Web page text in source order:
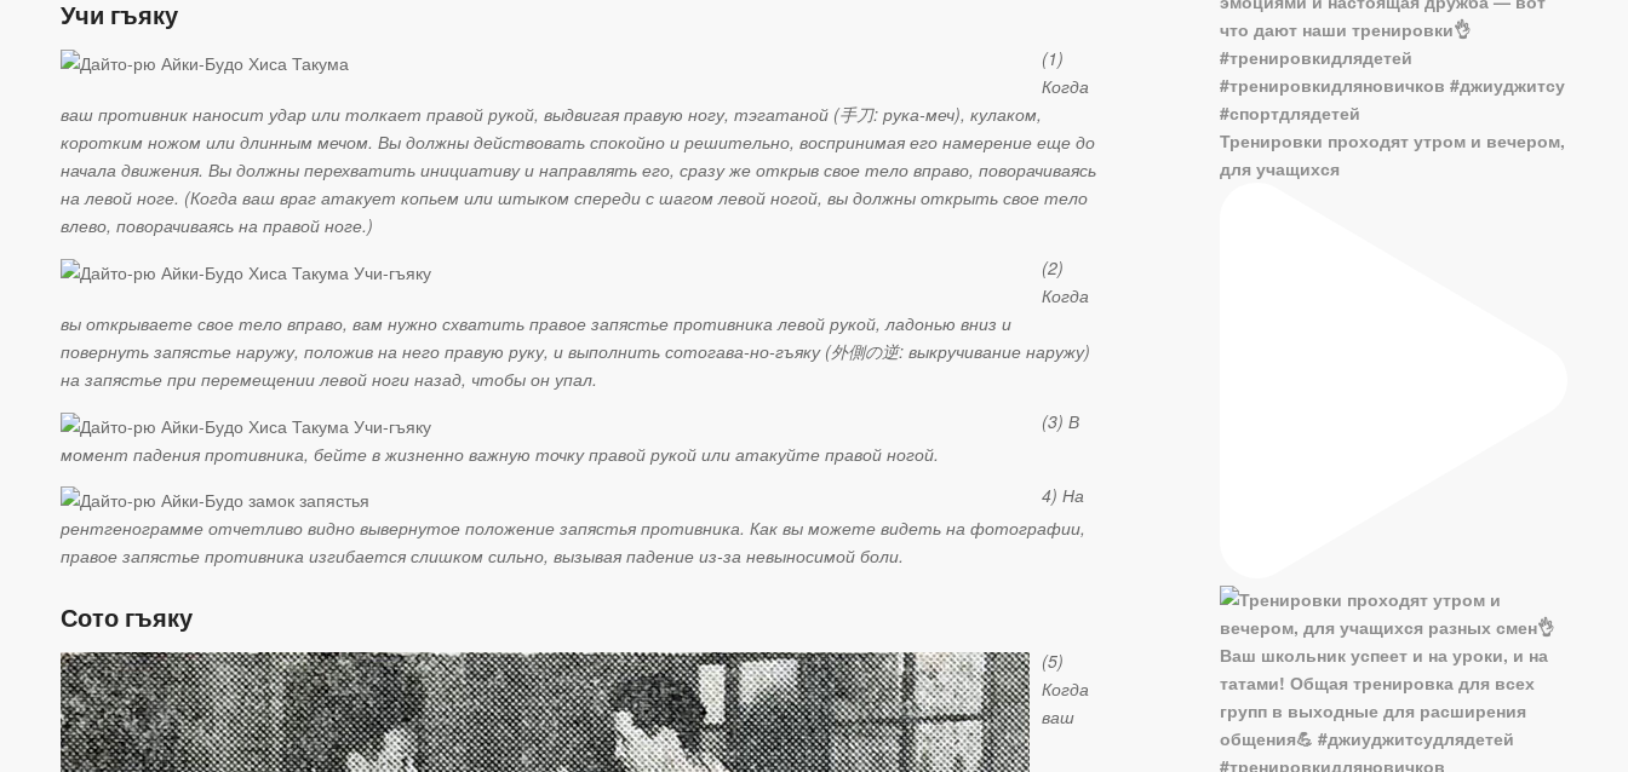
Учи гъяку
(1)
Когда
ваш противник наносит удар или толкает правой рукой, выдвигая правую ногу, тэгатаной (手刀: рука-меч), кулаком,
коротким ножом или длинным мечом. Вы должны действовать спокойно и решительно, воспринимая его намерение еще до
начала движения. Вы должны перехватить инициативу и направлять его, сразу же открыв свое тело вправо, поворачиваясь
на левой ноге. (Когда ваш враг атакует копьем или штыком спереди с шагом левой ногой, вы должны открыть свое тело
влево, поворачиваясь на правой ноге.)
(2)
Когда
вы открываете свое тело вправо, вам нужно схватить правое запястье противника левой рукой, ладонью вниз и
повернуть запястье наружу, положив на него правую руку, и выполнить сотогава-но-гъяку (外側の逆: выкручивание наружу)
на запястье при перемещении левой ноги назад, чтобы он упал.
(3) В
момент падения противника, бейте в жизненно важную точку правой рукой или атакуйте правой ногой.
4) На
рентгенограмме отчетливо видно вывернутое положение запястья противника. Как вы можете видеть на фотографии,
правое запястье противника изгибается слишком сильно, вызывая падение из-за невыносимой боли.
Сото гъяку
(5)
Когда
ваш
Тренировки проходят утром и вечером,
для учащихся